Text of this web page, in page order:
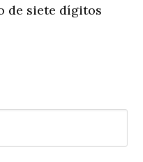
de siete dígitos